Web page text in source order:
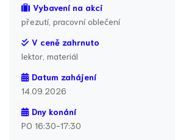
Vybavení na akci
přezutí, pracovní oblečení
V ceně zahrnuto
lektor, materiál
Datum zahájení
14.09.2026
Dny konání
PO 16:30-17:30